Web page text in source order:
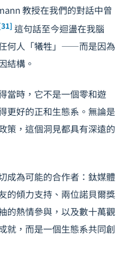
教授在我們的對話中曾
這句話至今迴盪在我腦
何人「犧牲」——而是因為
結構。
當時，它不是一個零和遊
更好的正和生態系。無論是
策，這個洞見都具有深遠的
成為可能的合作者：鈦媒體
的傾力支持、兩位諾貝爾獎
的熱情參與，以及數十萬觀
就，而是一個生態系共同創